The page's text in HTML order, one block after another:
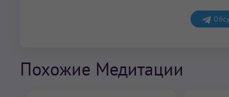
Похожие Медитации